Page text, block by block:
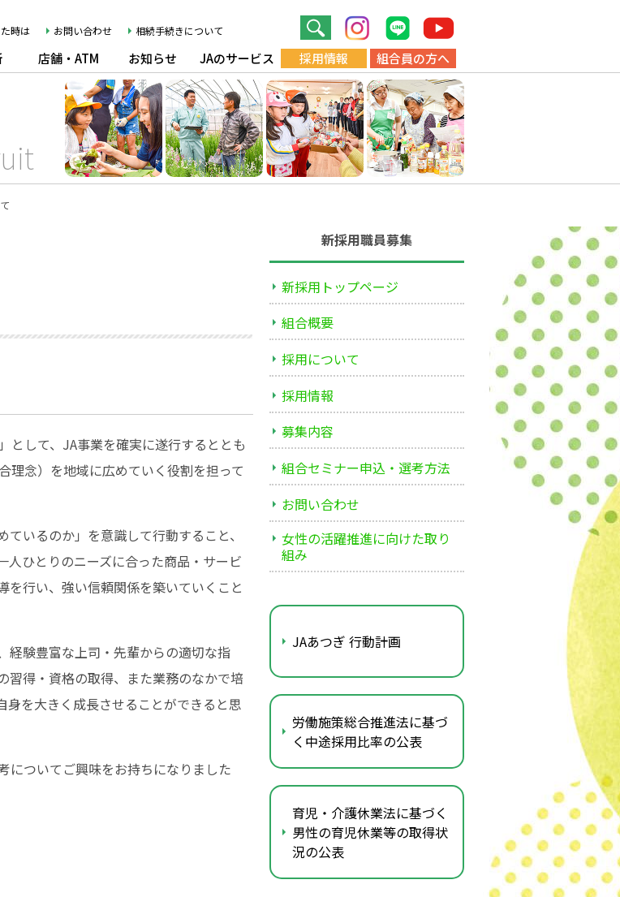
時は お問い合わせ 相続手続きについて
店舗・ATM お知らせ JAのサービス 採用情報 組合員の方へ
して、JA事業を確実に遂行するととも
理念）を地域に広めていく役割を担って
いるのか」を意識して行動すること、
人ひとりのニーズに合った商品・サービ
を行い、強い信頼関係を築いていくこと
験豊富な上司・先輩からの適切な指
習得・資格の取得、また業務のなかで培
を大きく成長させることができると思
についてご興味をお持ちになりました
新採用職員募集
新採用トップページ
組合概要
採用について
採用情報
募集内容
組合セミナー申込・選考方法
お問い合わせ
女性の活躍推進に向けた取り
組み
JAあつぎ 行動計画
労働施策総合推進法に基づ
く中途採用比率の公表
育児・介護休業法に基づく
男性の育児休業等の取得状
況の公表